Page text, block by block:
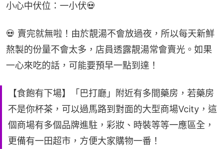
小心中伏位：一小伏💀
💀 賣完就無啦！由於靚湯不會放過夜，所以每天新鮮
熬製的份量不會太多，店員透露靚湯常會賣光。如果
一心來吃的話，可能要預早一點到達！
【食飽有下場】「巴打廳」附近有多間藥房，若藥房
不是你杯茶，可以過馬路到對面的大型商場Vcity，這
個商場有多個品牌進駐，彩妝、時裝等等一應區全，
更備有一田超市，方便大家購物一番！